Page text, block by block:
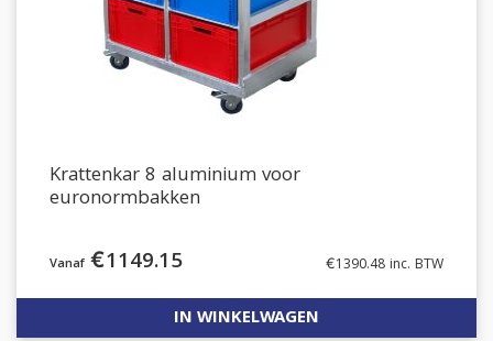
Krattenkar 8 aluminium voor
euronormbakken
€1149.15 €1390.48 inc. BTW
IN WINKELWAGEN